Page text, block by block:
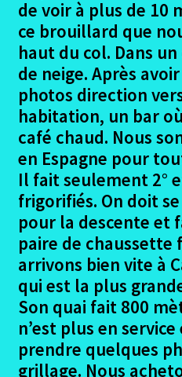
Dernier jour à
Le retour cout financier
Gîtes – Appréciations
Conclusion camino
Documents divers
Irun – Santiago en 2015
Lisbonne – Santiago en
Madrid – Santiago en 2017
Seville – Santiago en 2018
de voir à plus de 10
ce brouillard que
haut du col. Dans
de neige. Après
photos direction
habitation, un bar
café chaud. Nous
en Espagne pour
Il fait seulement 2°
frigorifiés. On doit
pour la descente et
paire de chaussette
arrivons bien vite à
qui est la plus
Son quai fait 800
n’est plus en
prendre quelques
grillage. Nous